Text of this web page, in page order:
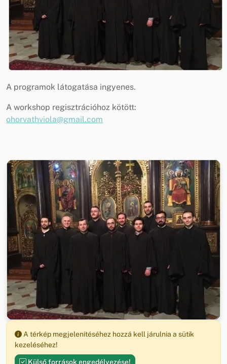
A programok látogatása ingyenes.
A workshop regisztrációhoz kötött:
ohorvathviola@gmail.com
A térkép megjelenítéséhez hozzá kell járulnia a sütik
kezeléséhez!
Külső források engedélyezése!